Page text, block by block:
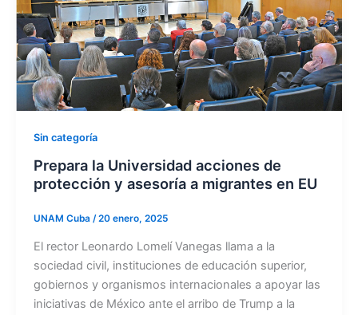
Sin categoría
Prepara la Universidad acciones de
protección y asesoría a migrantes en EU
UNAM Cuba /20 enero, 2025
El rector Leonardo Lomelí Vanegas llama a la
sociedad civil, instituciones de educación superior,
gobiernos y organismos internacionales a apoyar las
iniciativas de México ante el arribo de Trump a la